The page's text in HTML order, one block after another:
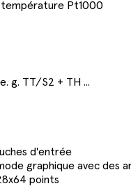
température Pt1000
g. TT/S2 + TH ...
d'entrée
graphique avec des
points